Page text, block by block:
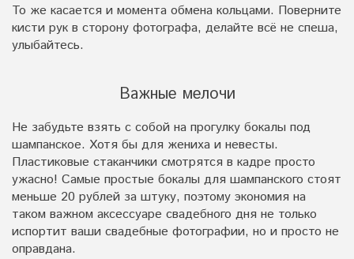
То же касается и момента обмена кольцами. Поверните
кисти рук в сторону фотографа, делайте всё не спеша,
улыбайтесь.
Важные мелочи
Не забудьте взять с собой на прогулку бокалы под
шампанское. Хотя бы для жениха и невесты.
Пластиковые стаканчики смотрятся в кадре просто
ужасно! Самые простые бокалы для шампанского стоят
меньше 20 рублей за штуку, поэтому экономия на
таком важном аксессуаре свадебного дня не только
испортит ваши свадебные фотографии, но и просто не
оправдана.